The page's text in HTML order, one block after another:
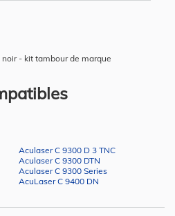
noir - kit tambour de marque
Aculaser C 9300 D 3 TNC
Aculaser C 9300 DTN
Aculaser C 9300 Series
AcuLaser C 9400 DN